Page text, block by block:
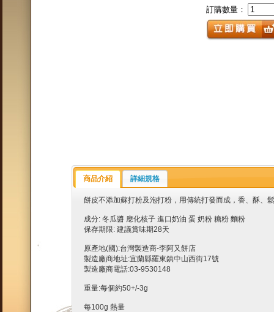
訂購數量：
商品介紹 詳細規格
餅皮不添加蘇打粉及泡打粉，用傳統打發而成，香、酥、
成分: 冬瓜醬 應化核子 進口奶油 蛋 奶粉 糖粉 麵粉
保存期限: 建議賞味期28天
原產地(國):台灣製造商-李阿又餅店
製造廠商地址:宜蘭縣羅東鎮中山西街17號
製造廠商電話:03-9530148
重量:每個約50+/-3g
每100g 熱量